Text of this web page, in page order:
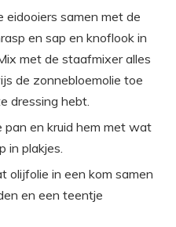
eidooiers samen met de
en sap en knoflook in
met de staafmixer alles
de zonnebloemolie toe
dressing hebt.
pan en kruid hem met wat
in plakjes.
olijfolie in een kom samen
en een teentje